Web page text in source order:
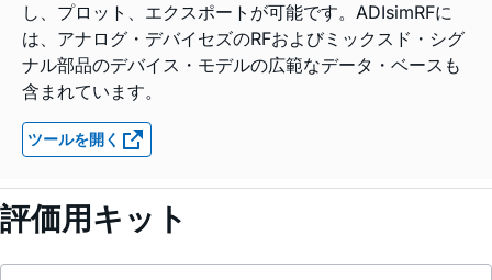
し、プロット、エクスポートが可能です。ADIsimRFに
は、アナログ・デバイセズのRFおよびミックスド・シグ
ナル部品のデバイス・モデルの広範なデータ・ベースも
含まれています。
ツールを開く
評価用キット